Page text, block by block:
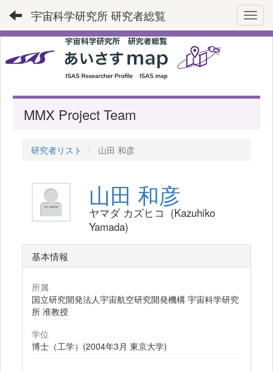
宇宙科学研究所 研究者総覧
MMX Project Team
研究者リスト 山田 和彦
山田 和彦
ヤマダ カズヒコ (Kazuhiko
Yamada)
基本情報
所属
国立研究開発法人宇宙航空研究開発機構 宇宙科学研究
所 准教授
学位
博士（工学）(2004年3月 東京大学)